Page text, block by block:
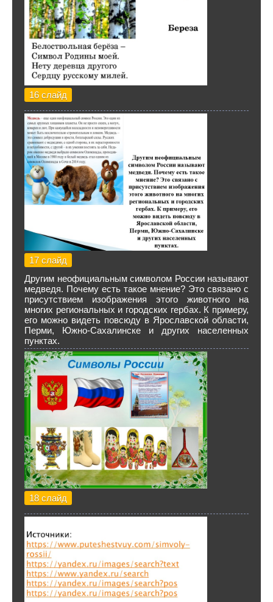
16 слайд
17 слайд
Другим неофициальным символом России называют
медведя. Почему есть такое мнение? Это связано с
присутствием изображения этого животного на
многих региональных и городских гербах. К примеру,
его можно видеть повсюду в Ярославской области,
Перми, Южно-Сахалинске и других населенных
пунктах.
18 слайд